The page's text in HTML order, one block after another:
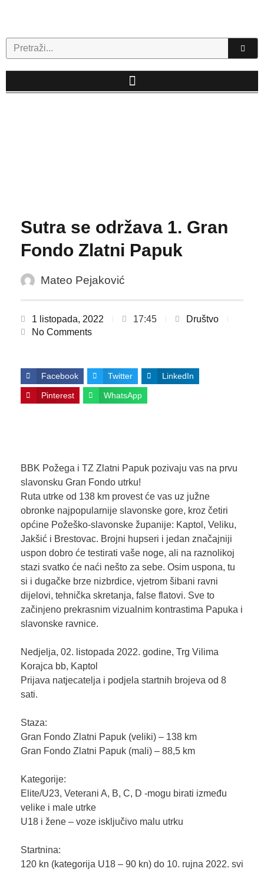
Search
Sutra se održava 1. Gran
Fondo Zlatni Papuk
Mateo Pejaković
1 listopada, 2022 17:45
Društvo
No Comments
Facebook Twitter LinkedIn
Pinterest WhatsApp
BBK Požega i TZ Zlatni Papuk pozivaju vas na prvu
slavonsku Gran Fondo utrku!
Ruta utrke od 138 km provest će vas uz južne
obronke najpopularnije slavonske gore, kroz četiri
općine Požeško-slavonske županije: Kaptol, Veliku,
Jakšić i Brestovac. Brojni hupseri i jedan značajniji
uspon dobro će testirati vaše noge, ali na raznolikoj
stazi svatko će naći nešto za sebe. Osim uspona, tu
si i dugačke brze nizbrdice, vjetrom šibani ravni
dijelovi, tehnička skretanja, false flatovi. Sve to
začinjeno prekrasnim vizualnim kontrastima Papuka i
slavonske ravnice.
Nedjelja, 02. listopada 2022. godine, Trg Vilima
Korajca bb, Kaptol
Prijava natjecatelja i podjela startnih brojeva od 8
sati.
Staza:
Gran Fondo Zlatni Papuk (veliki) – 138 km
Gran Fondo Zlatni Papuk (mali) – 88,5 km
Kategorije:
Elite/U23, Veterani A, B, C, D -mogu birati između
velike i male utrke
U18 i žene – voze isključivo malu utrku
Startnina:
120 kn (kategorija U18 – 90 kn) do 10. rujna 2022. svi